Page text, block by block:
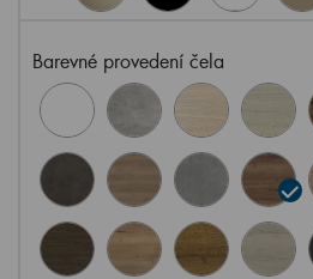
Barevné provedení čela